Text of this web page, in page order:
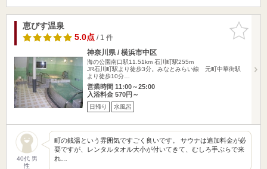
お気に入
りに追加
恵びす温泉
5.0点/ 1 件
神奈川県 / 横浜市中区
海の公園南口駅11.51km 石川町駅255m
JR石川町駅より徒歩3分。みなとみらい線 元町中華街駅
より徒歩10分…
営業時間 11:00～25:00
入浴料金 570円～
日帰り 水風呂
40代 男
性
町の銭湯という雰囲気ですごく良いです。 サウナは追加料金が必
要ですが、レンタルタオル大小が付いてきて、むしろ手ぶらで来
れ…